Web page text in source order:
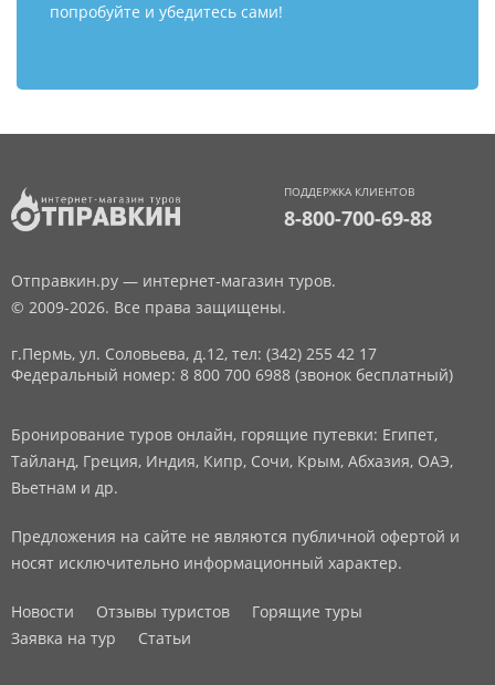
попробуйте и убедитесь сами!
ПОДДЕРЖКА КЛИЕНТОВ
8-800-700-69-88
Отправкин.ру — интернет-магазин туров.
© 2009-2026. Все права защищены.
г.Пермь, ул. Соловьева, д.12, тел: (342) 255 42 17
Федеральный номер: 8 800 700 6988 (звонок бесплатный)
Бронирование туров онлайн, горящие путевки: Египет,
Тайланд, Греция, Индия, Кипр, Сочи, Крым, Абхазия, ОАЭ,
Вьетнам и др.
Предложения на сайте не являются публичной офертой и
носят исключительно информационный характер.
Новости Отзывы туристов
Горящие туры
Заявка на тур
Статьи